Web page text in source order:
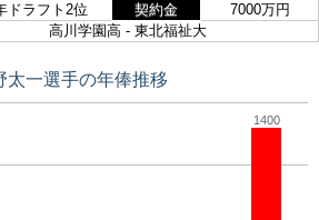
ドラフト2位 契約金
7000万円
高川学園高 - 東北福祉大
太一選手の年俸推移
1400